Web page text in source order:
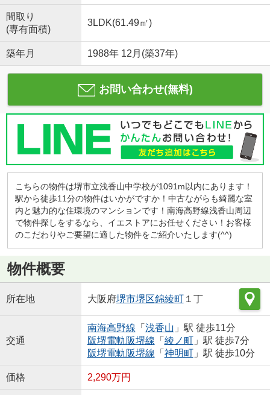
間取り
(専有面積)
3LDK(61.49㎡)
築年月 1988年 12月(築37年)
お問い合わせ(無料)
こちらの物件は堺市立浅香山中学校が1091m以内にあります！
駅から徒歩11分の物件はいかがですか！中古ながらも綺麗な室
内と魅力的な住環境のマンションです！南海高野線浅香山周辺
で物件探しをするなら、イエストアにお任せください！お客様
のこだわりやご要望に適した物件をご紹介いたします(^^)
物件概要
所在地 大阪府堺市堺区錦綾町１丁
交通
南海高野線 「 浅香山 」駅 徒歩11分
阪堺電軌阪堺線 「 綾ノ町」駅 徒歩7分
阪堺電軌阪堺線 「 神明町」駅 徒歩10分
価格 2,290万円